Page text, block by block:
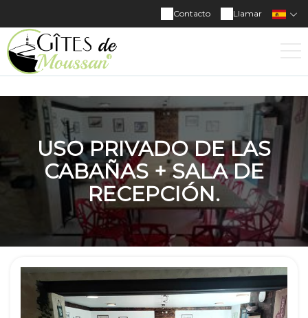
Llamar
Contacto
USO PRIVADO DE LAS
CABAÑAS + SALA DE
RECEPCIÓN.